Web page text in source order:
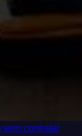
sem contratar